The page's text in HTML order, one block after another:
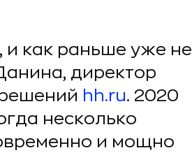
и как раньше уже не
директор
hh.ru. 2020
несколько
и мощно